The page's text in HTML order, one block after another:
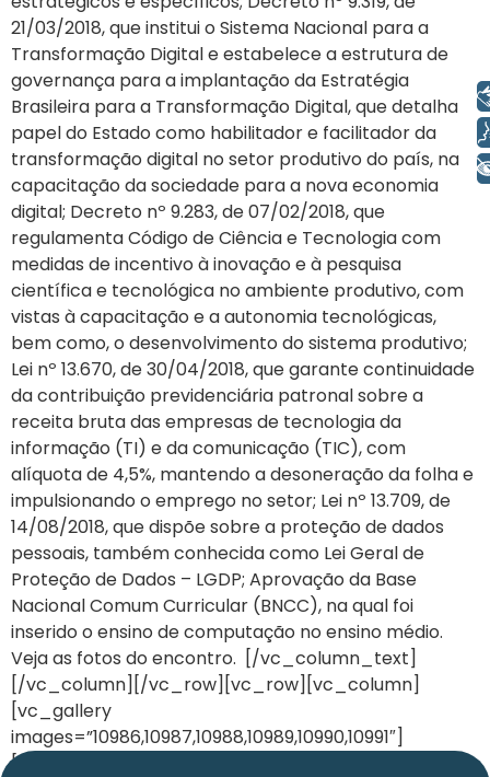
21/03/2018, que institui o Sistema Nacional para a
Transformação Digital e estabelece a estrutura de
governança para a implantação da Estratégia
Brasileira para a Transformação Digital, que detalha
papel do Estado como habilitador e facilitador da
transformação digital no setor produtivo do país, na
capacitação da sociedade para a nova economia
digital; Decreto nº 9.283, de 07/02/2018, que
regulamenta Código de Ciência e Tecnologia com
medidas de incentivo à inovação e à pesquisa
científica e tecnológica no ambiente produtivo, com
vistas à capacitação e a autonomia tecnológicas,
bem como, o desenvolvimento do sistema produtivo;
Lei nº 13.670, de 30/04/2018, que garante continuidade
da contribuição previdenciária patronal sobre a
receita bruta das empresas de tecnologia da
informação (TI) e da comunicação (TIC), com
alíquota de 4,5%, mantendo a desoneração da folha e
impulsionando o emprego no setor; Lei nº 13.709, de
14/08/2018, que dispõe sobre a proteção de dados
pessoais, também conhecida como Lei Geral de
Proteção de Dados – LGDP; Aprovação da Base
Nacional Comum Curricular (BNCC), na qual foi
inserido o ensino de computação no ensino médio.
Veja as fotos do encontro. [/vc_column_text]
[/vc_column][/vc_row][vc_row][vc_column]
[vc_gallery
images=”10986,10987,10988,10989,10990,10991″]
[/vc_column][/vc_row]
Libras
Voz
+ Acessibilidade